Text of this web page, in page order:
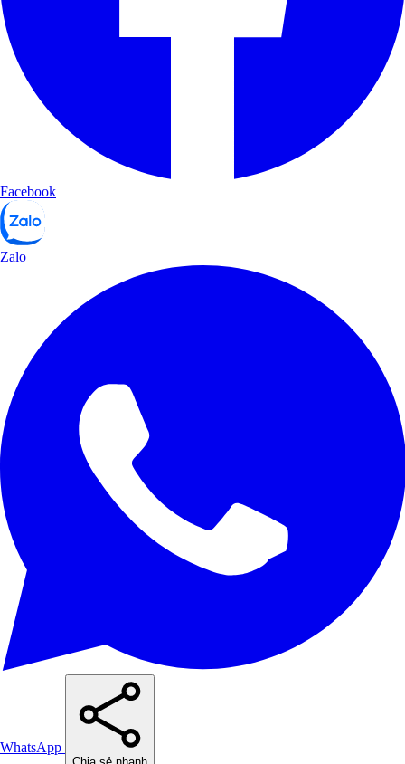
Facebook
Zalo
WhatsApp